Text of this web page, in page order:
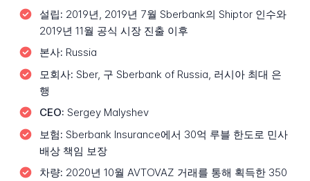
설립: 2019년, 2019년 7월 Sberbank의 Shiptor 인수와
2019년 11월 공식 시장 진출 이후
본사: Russia
모회사: Sber, 구 Sberbank of Russia, 러시아 최대 은
행
CEO: Sergey Malyshev
보험: Sberbank Insurance에서 30억 루블 한도로 민사
배상 책임 보장
차량: 2020년 10월 AVTOVAZ 거래를 통해 획득한 350